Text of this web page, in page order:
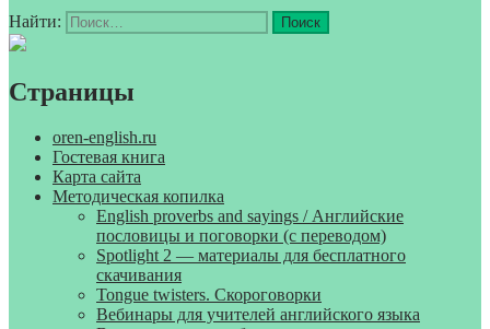
Найти:
Страницы
oren-english.ru
Гостевая книга
Карта сайта
Методическая копилка
English proverbs and sayings / Английские
пословицы и поговорки (с переводом)
Spotlight 2 — материалы для бесплатного
скачивания
Tongue twisters. Скороговорки
Вебинары для учителей английского языка